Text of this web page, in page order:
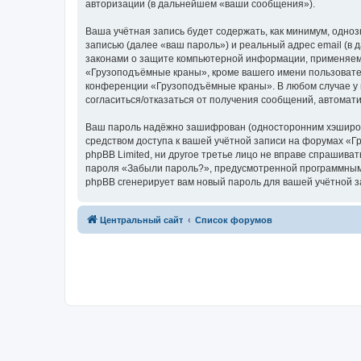
авторизации (в дальнейшем «ваши сообщения»).
Ваша учётная запись будет содержать, как минимум,
записью (далее «ваш пароль») и реальный адрес email
законами о защите компьютерной информации,
«Грузоподъёмные краны», кроме вашего имени
конференции «Грузоподъёмные краны». В любом случае у
согласиться/отказаться от получения сообщений,
Ваш пароль надёжно зашифрован (односторонним
средством доступа к вашей учётной записи на форумах
phpBB Limited, ни другое третье лицо не вправе
пароля «Забыли пароль?», предусмотренной
phpBB сгенерирует вам новый пароль для вашей учётной
Центральный сайт Список форумов